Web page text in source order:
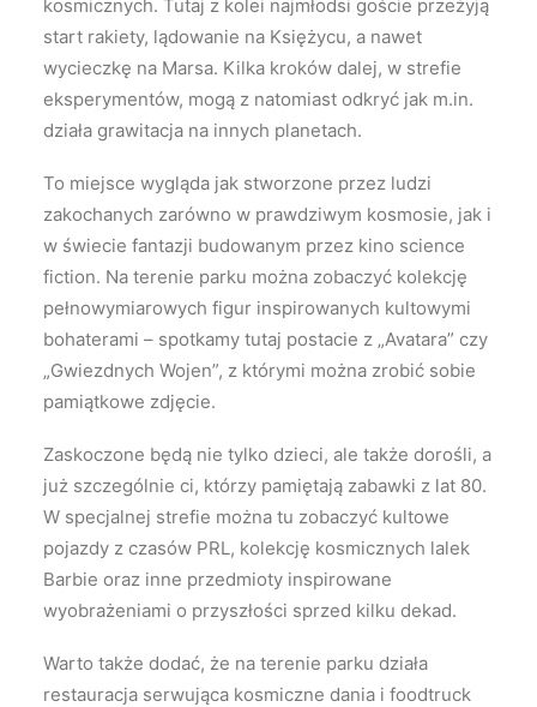
kosmicznych. Tutaj z kolei najmłodsi goście przeżyją
start rakiety, lądowanie na Księżycu, a nawet
wycieczkę na Marsa. Kilka kroków dalej, w strefie
eksperymentów, mogą z natomiast odkryć jak m.in.
działa grawitacja na innych planetach.
To miejsce wygląda jak stworzone przez ludzi
zakochanych zarówno w prawdziwym kosmosie, jak i
w świecie fantazji budowanym przez kino science
fiction. Na terenie parku można zobaczyć kolekcję
pełnowymiarowych figur inspirowanych kultowymi
bohaterami – spotkamy tutaj postacie z „Avatara” czy
„Gwiezdnych Wojen”, z którymi można zrobić sobie
pamiątkowe zdjęcie.
Zaskoczone będą nie tylko dzieci, ale także dorośli, a
już szczególnie ci, którzy pamiętają zabawki z lat 80.
W specjalnej strefie można tu zobaczyć kultowe
pojazdy z czasów PRL, kolekcję kosmicznych lalek
Barbie oraz inne przedmioty inspirowane
wyobrażeniami o przyszłości sprzed kilku dekad.
Warto także dodać, że na terenie parku działa
restauracja serwująca kosmiczne dania i foodtruck